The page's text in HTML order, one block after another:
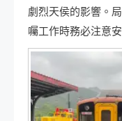
劇烈天侯的影響。
囑工作時務必注意安